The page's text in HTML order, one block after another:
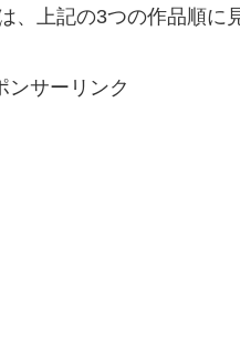
上記の3つの作品順に
ンサーリンク